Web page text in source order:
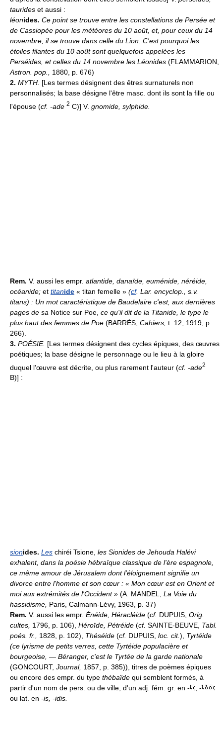
taurides et aussi :
léonides. Ce point se trouve entre les constellations de Persée et
de Cassiopée pour les météores du 10 août, et, pour ceux du 14
novembre, il se trouve dans celle du Lion. C'est pourquoi les
étoiles filantes du 10 août sont quelquefois appelées les
Perséides, et celles du 14 novembre les Léonides (FLAMMARION,
Astron. pop., 1880, p. 676)
2. MYTH. [Les termes désignent des êtres surnaturels non
personnalisés; la base désigne l'être masc. dont ils sont la fille ou
l'épouse (cf. -ade 2 C)] V. gnomide, sylphide.
Rem. V. aussi les empr. atlantide, danaïde, euménide, néréide,
océanide; et titanide « titan femelle » (cf. Lar. encyclop., s.v.
titans) : Un mot caractéristique de Baudelaire c'est, aux dernières
pages de sa Notice sur Poe, ce qu'il dit de la Titanide, le type le
plus haut des femmes de Poe (BARRÈS, Cahiers, t. 12, 1919, p.
266).
3. POÉSIE. [Les termes désignent des cycles épiques, des œuvres
poétiques; la base désigne le personnage ou le lieu à la gloire
duquel l'œuvre est décrite, ou plus rarement l'auteur (cf. -ade2
B)] :
sionides. Les chiréi Tsione, les Sionides de Jehouda Halévi
exhalent, dans la poésie hébraïque classique de l'ère espagnole,
ce même amour de Jérusalem dont l'éloignement signifie un
divorce entre l'homme et son cœur : « Mon cœur est en Orient et
moi aux extrémités de l'Occident » (A. MANDEL, La Voie du
hassidisme, Paris, Calmann-Lévy, 1963, p. 37)
Rem. V. aussi les empr. Énéide, Héracléide (cf. DUPUIS, Orig.
cultes, 1796, p. 106), Héroïde, Pétréide (cf. SAINTE-BEUVE, Tabl.
poés. fr., 1828, p. 102), Théséide (cf. DUPUIS, loc. cit.), Tyrtéide
(ce lyrisme de petits verres, cette Tyrtéide populacière et
bourgeoise, — Béranger, c'est le Tyrtée de la garde nationale
(GONCOURT, Journal, 1857, p. 385)), titres de poèmes épiques
ou encore des empr. du type thébaïde qui semblent formés, à
partir d'un nom de pers. ou de ville, d'un adj. fém. gr. en -
, -
ou lat. en -is, -idis.